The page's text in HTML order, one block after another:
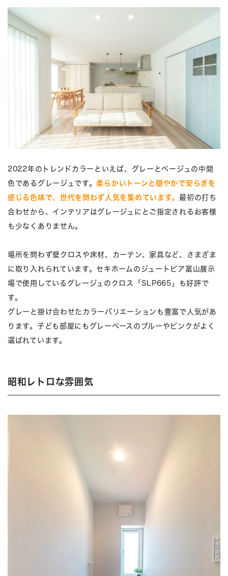
2022年のトレンドカラーといえば、グレーとベージュの中間
色であるグレージュです。柔らかいトーンと穏やかで安らぎを
感じる色味で、世代を問わず人気を集めています。最初の打ち
合わせから、インテリアはグレージュにとご指定されるお客様
も少なくありません。
場所を問わず壁クロスや床材、カーテン、家具など、さまざま
に取り入れられています。セキホームのジュートピア富山展示
場で使用しているグレージュのクロス「SLP665」も好評で
す。
グレーと掛け合わせたカラーバリエーションも豊富で人気があ
ります。子ども部屋にもグレーベースのブルーやピンクがよく
選ばれています。
昭和レトロな雰囲気